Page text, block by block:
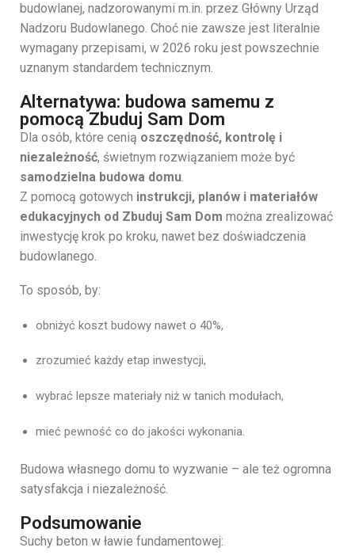
budowlanej, nadzorowanymi m.in. przez Główny Urząd
Nadzoru Budowlanego. Choć nie zawsze jest literalnie
wymagany przepisami, w 2026 roku jest powszechnie
uznanym standardem technicznym.
Alternatywa: budowa samemu z
pomocą Zbuduj Sam Dom
Dla osób, które cenią oszczędność, kontrolę i
niezależność, świetnym rozwiązaniem może być
samodzielna budowa domu
Z pomocą gotowych instrukcji, planów i materiałów
edukacyjnych od Zbuduj Sam Dom można zrealizować
inwestycję krok po kroku, nawet bez doświadczenia
budowlanego.
To sposób, by:
obniżyć koszt budowy nawet o 40%,
zrozumieć każdy etap inwestycji,
wybrać lepsze materiały niż w tanich modułach,
mieć pewność co do jakości wykonania.
Budowa własnego domu to wyzwanie – ale też ogromna
satysfakcja i niezależność.
Podsumowanie
Suchy beton w ławie fundamentowej: